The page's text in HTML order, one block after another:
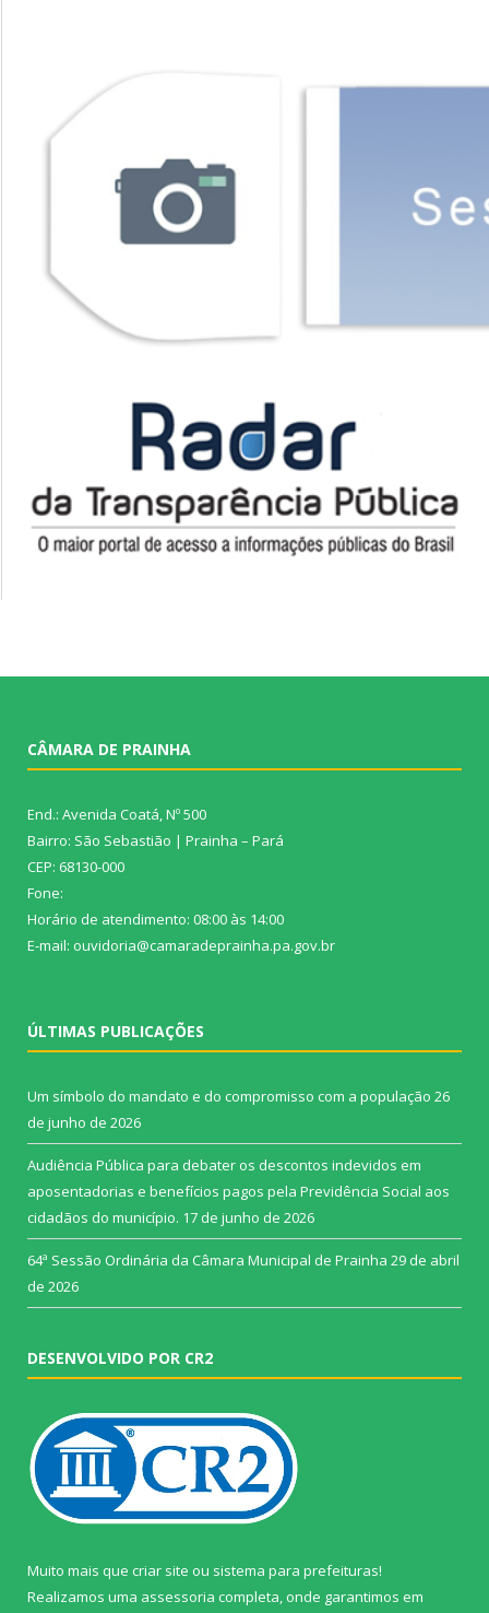
CÂMARA DE PRAINHA
End.: Avenida Coatá, Nº 500
Bairro: São Sebastião | Prainha – Pará
CEP: 68130-000
Fone:
Horário de atendimento: 08:00 às 14:00
E-mail: ouvidoria@camaradeprainha.pa.gov.br
ÚLTIMAS PUBLICAÇÕES
Um símbolo do mandato e do compromisso com a população 26
de junho de 2026
Audiência Pública para debater os descontos indevidos em
aposentadorias e benefícios pagos pela Previdência Social aos
cidadãos do município. 17 de junho de 2026
64ª Sessão Ordinária da Câmara Municipal de Prainha 29 de abril
de 2026
DESENVOLVIDO POR CR2
Muito mais que criar site ou sistema para prefeituras!
Realizamos uma assessoria completa, onde garantimos em